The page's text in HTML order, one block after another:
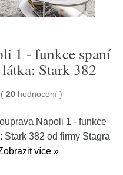
1 - funkce spaní
Stark 382
( 20 hodnocení )
Napoli 1 - funkce
Stark 382 od firmy Stagra
více »